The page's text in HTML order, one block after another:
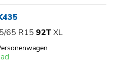
65 R15 92TXL